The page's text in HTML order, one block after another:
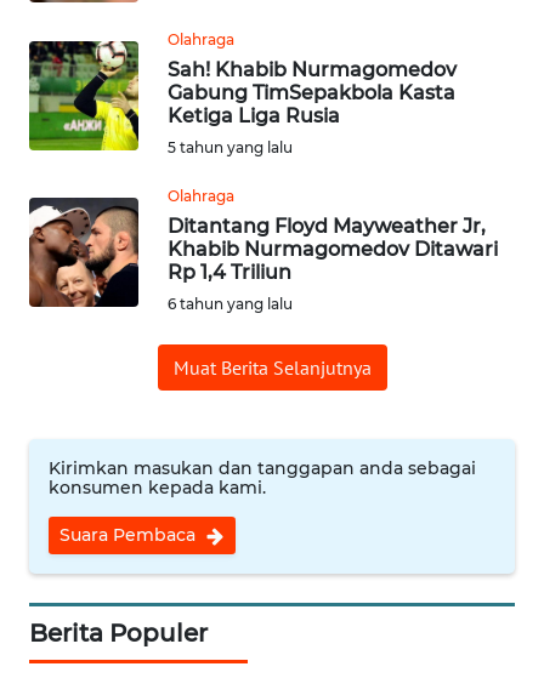
Olahraga
Sah! Khabib Nurmagomedov
Gabung TimSepakbola Kasta
Ketiga Liga Rusia
5 tahun yang lalu
Olahraga
Ditantang Floyd Mayweather Jr,
Khabib Nurmagomedov Ditawari
Rp 1,4 Triliun
6 tahun yang lalu
Muat Berita Selanjutnya
Kirimkan masukan dan tanggapan anda sebagai
konsumen kepada kami.
Suara Pembaca
Berita Populer
SULTRA
WN
NTB
WN
SULTENG
WN
SULBAR
WN
SUMBAR
WN
SUMSEL
WN